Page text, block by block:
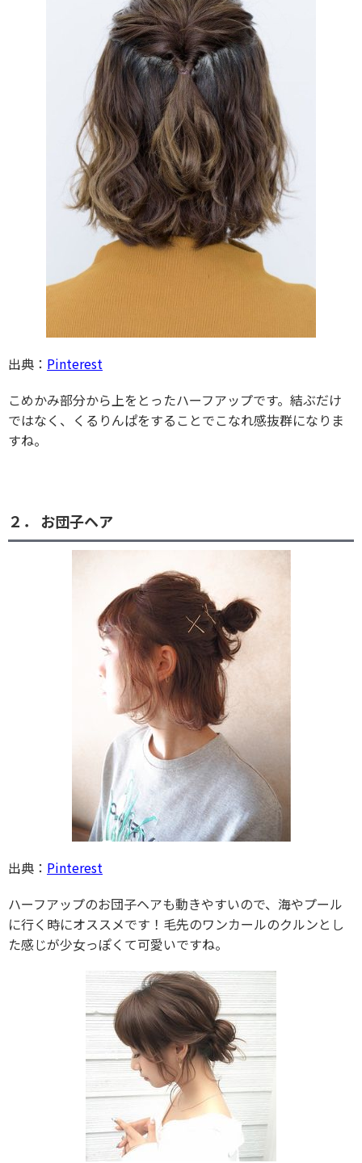
出典： Pinterest
こめかみ部分から上をとったハーフアップです。結ぶだけ
ではなく、くるりんぱをすることでこなれ感抜群になりま
すね。
２． お団子ヘア
出典： Pinterest
ハーフアップのお団子ヘアも動きやすいので、海やプール
に行く時にオススメです！毛先のワンカールのクルンとし
た感じが少女っぽくて可愛いですね。